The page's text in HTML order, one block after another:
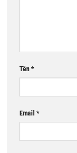
Tên*
Email *